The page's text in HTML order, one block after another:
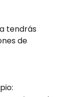
tendrás
de